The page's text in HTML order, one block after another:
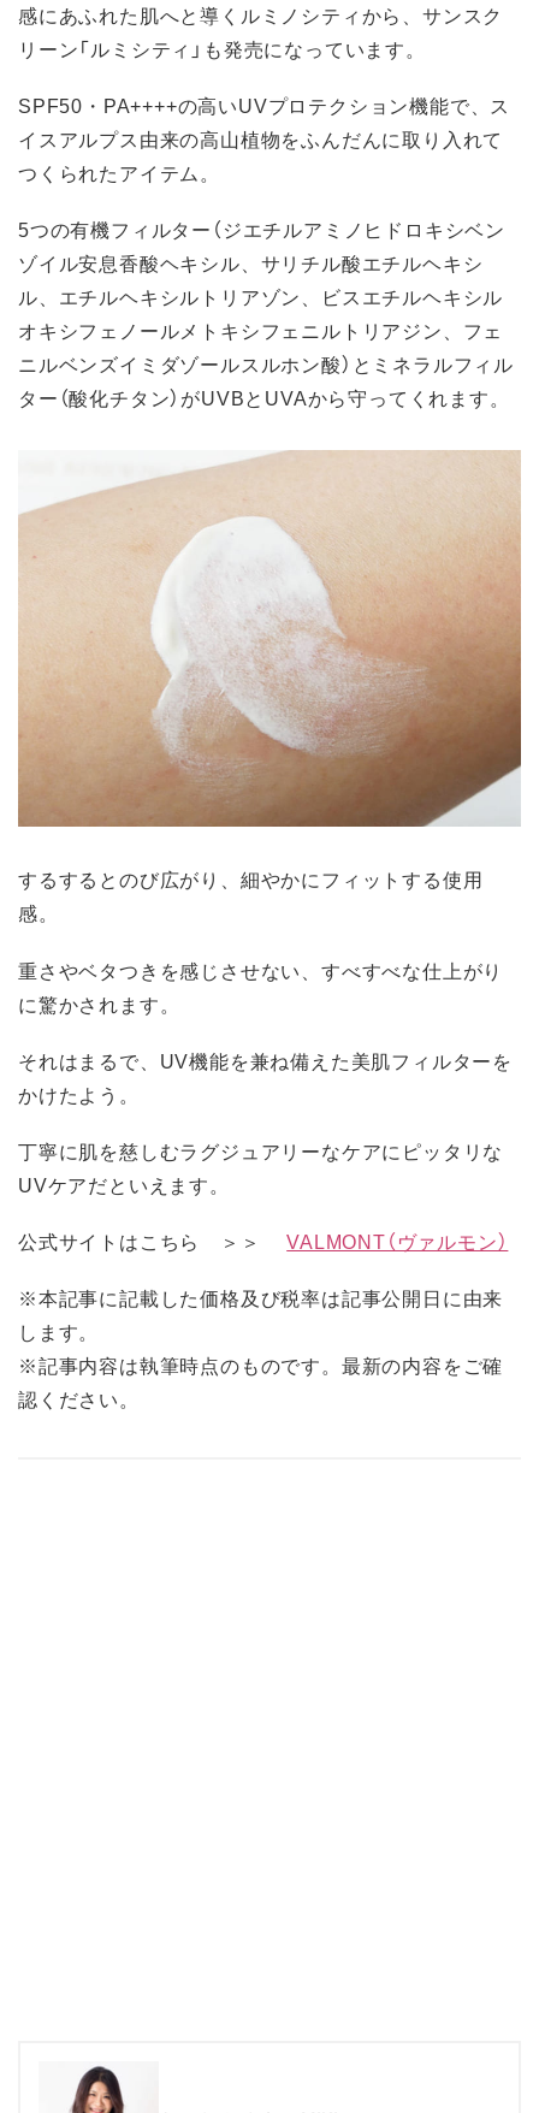
感にあふれた肌へと導くルミノシティから、サンスク
リーン「ルミシティ」も発売になっています。
SPF50・PA++++の高いUVプロテクション機能で、ス
イスアルプス由来の高山植物をふんだんに取り入れて
つくられたアイテム。
5つの有機フィルター（ジエチルアミノヒドロキシベン
ゾイル安息香酸ヘキシル、サリチル酸エチルヘキシ
ル、エチルヘキシルトリアゾン、ビスエチルヘキシル
オキシフェノールメトキシフェニルトリアジン、フェ
ニルベンズイミダゾールスルホン酸）とミネラルフィル
ター（酸化チタン）がUVBとUVAから守ってくれます。
するするとのび広がり、細やかにフィットする使用
感。
重さやベタつきを感じさせない、すべすべな仕上がり
に驚かされます。
それはまるで、UV機能を兼ね備えた美肌フィルターを
かけたよう。
丁寧に肌を慈しむラグジュアリーなケアにピッタリな
UVケアだといえます。
公式サイトはこちら ＞＞VALMONT（ヴァルモン）
※本記事に記載した価格及び税率は記事公開日に由来
します。
※記事内容は執筆時点のものです。最新の内容をご確
認ください。